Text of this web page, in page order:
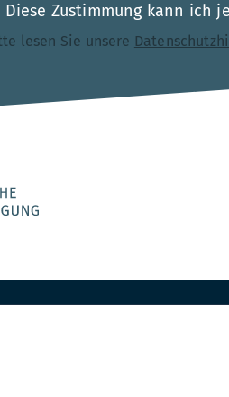
Diese Zustimmung kann ich
lesen Sie unsere